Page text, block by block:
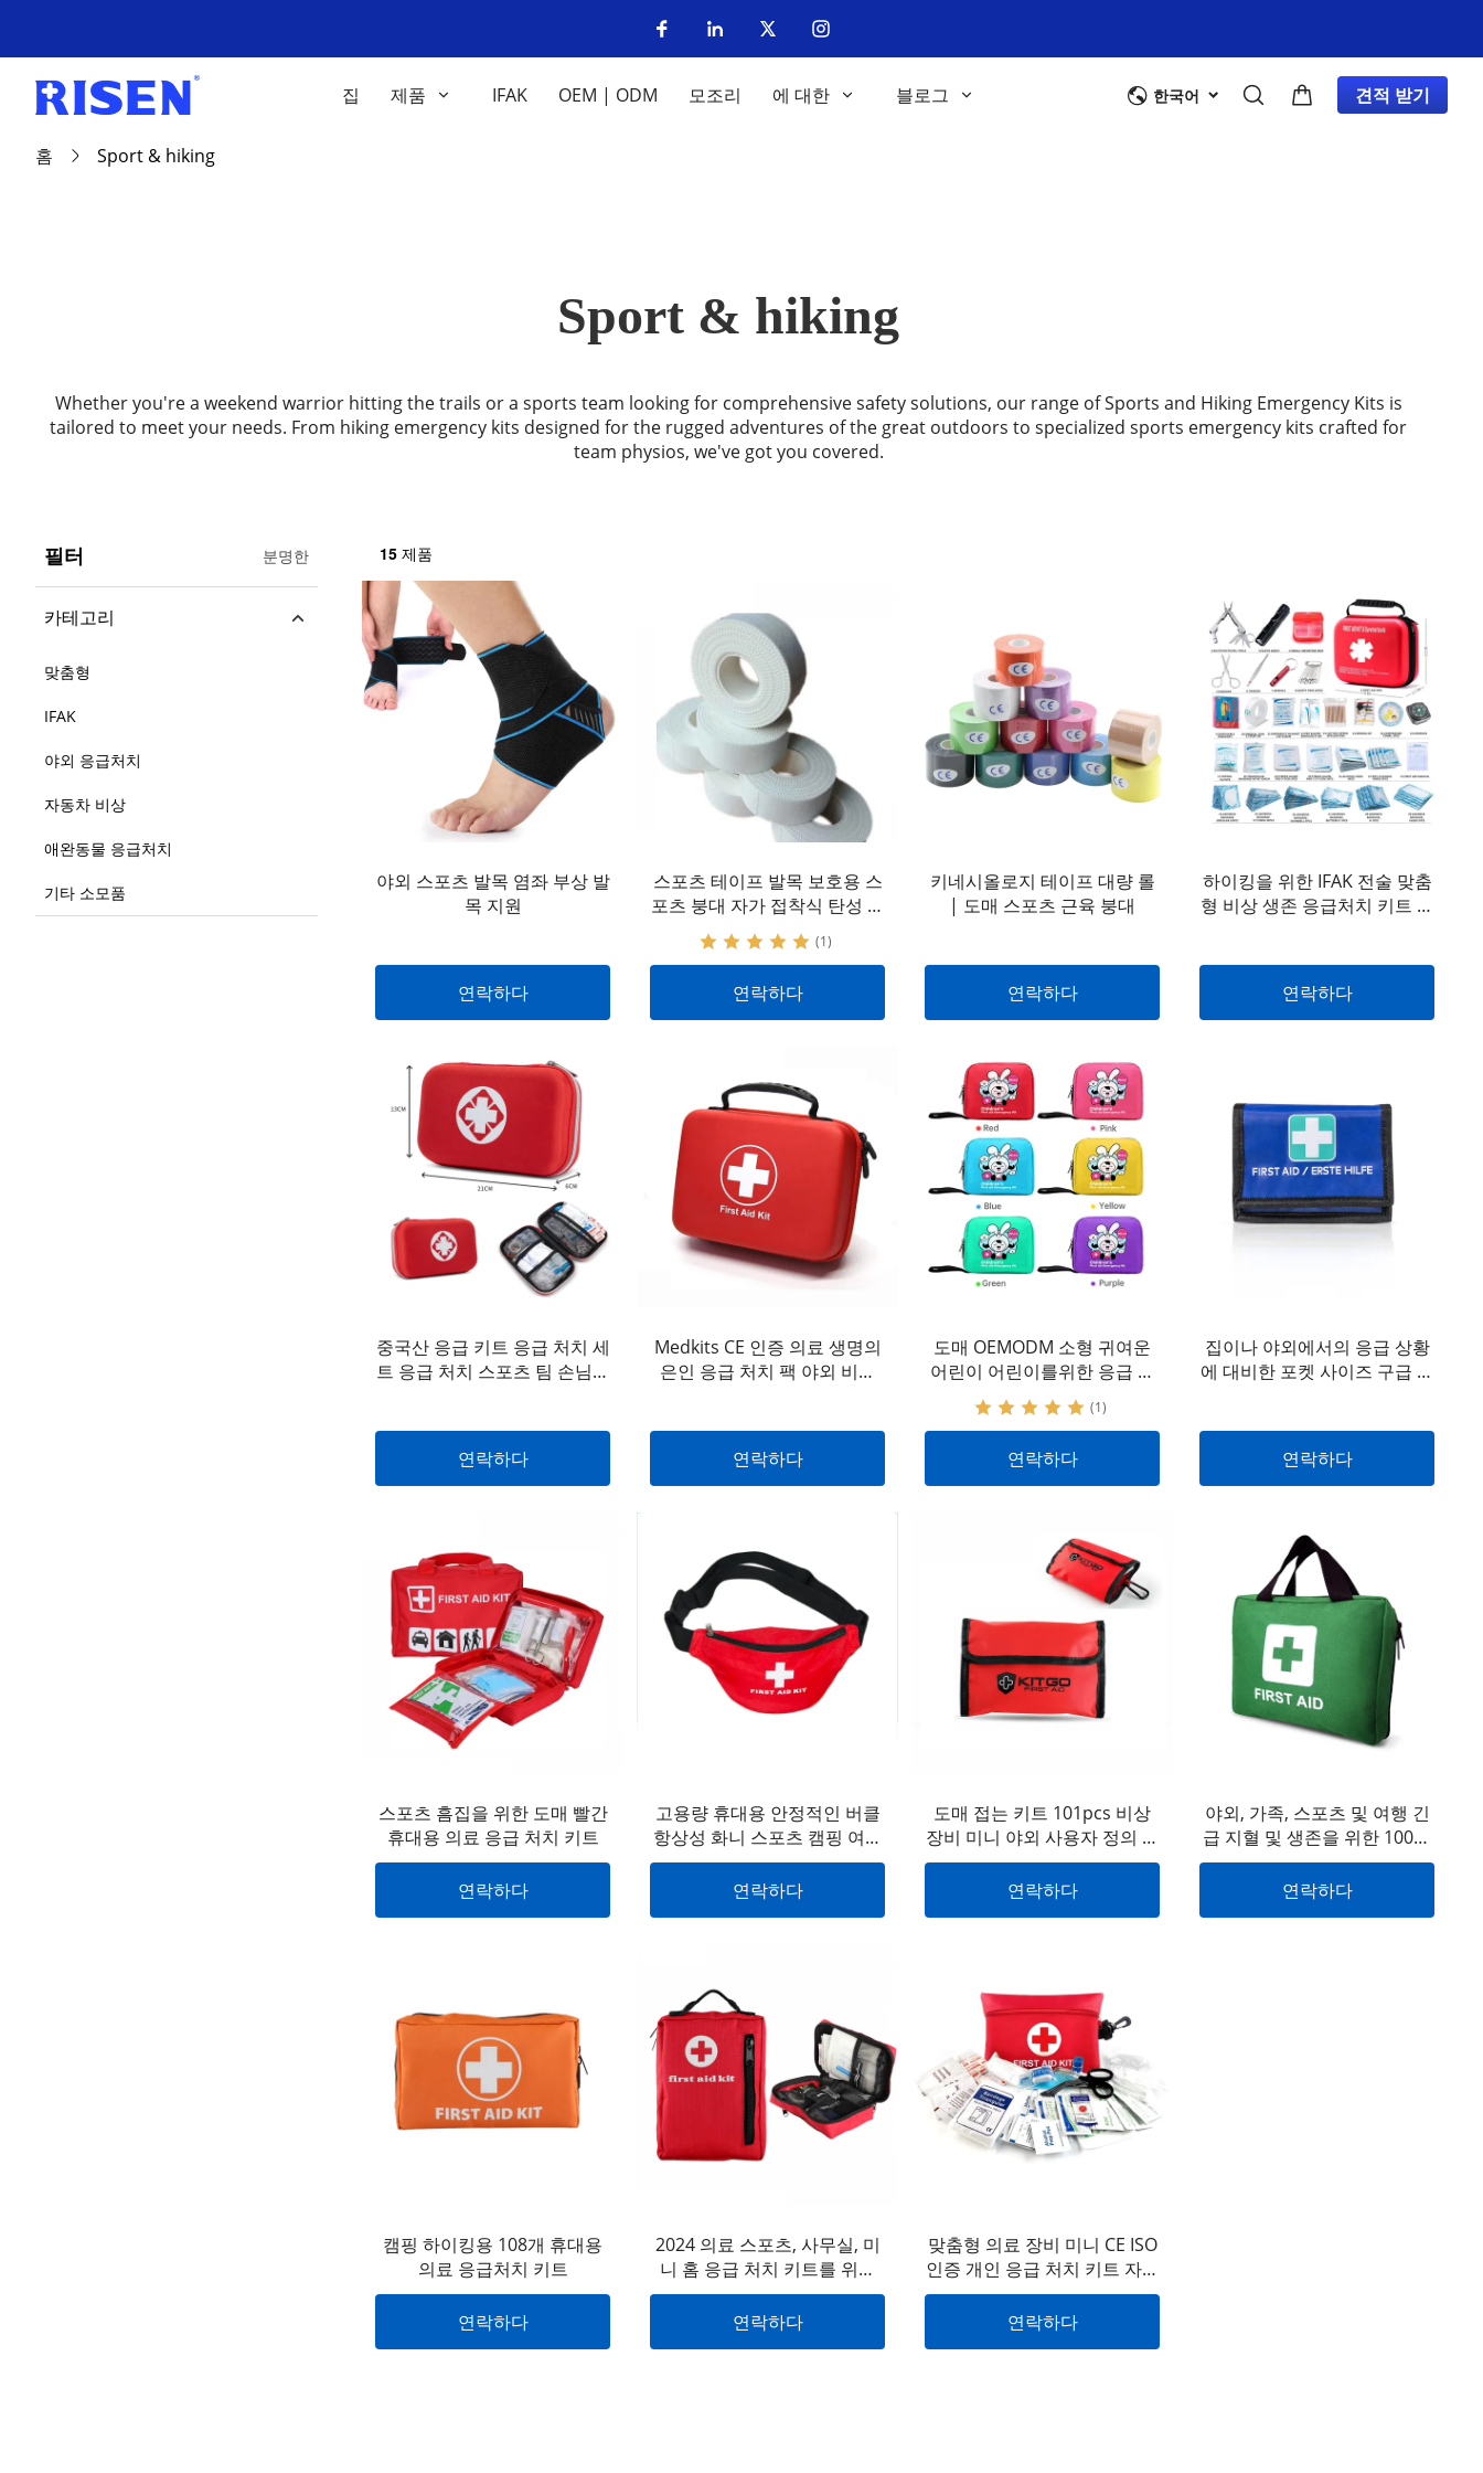
집 제품 IFAK OEM | ODM 모조리 에 대한 블로그 한국어 견적 받기
홈 Sport & hiking
Sport & hiking
Whether you're a weekend warrior hitting the trails or a sports team looking for comprehensive safety solutions, our range of Sports and Hiking Emergency Kits is
tailored to meet your needs. From hiking emergency kits designed for the rugged adventures of the great outdoors to specialized sports emergency kits crafted for
team physios, we've got you covered.
필터 분명한
카테고리
맞춤형
IFAK
야외 응급처치
자동차 비상
애완동물 응급처치
기타 소모품
15 제품
야외 스포츠 발목 염좌 부상 발
목 지원
연락하다
스포츠 테이프 발목 보호용 스
포츠 붕대 자가 접착식 탄성 피
부 테이프
(1)
연락하다
키네시올로지 테이프 대량 롤
| 도매 스포츠 근육 붕대
연락하다
하이킹을 위한 IFAK 전술 맞춤
형 비상 생존 응급처치 키트 의
연락하다
중국산 응급 키트 응급 처치 세
트 응급 처치 스포츠 팀 손님을
연락하다
Medkits CE 인증 의료 생명의
은인 응급 처치 팩 야외 비상
연락하다
도매 OEMODM 소형 귀여운
어린이 어린이를위한 응급 처
치 키트 부모를위한 이동 중 어
린이 홈 야외
(1)
연락하다
집이나 야외에서의 응급 상황
에 대비한 포켓 사이즈 구급 상
연락하다
스포츠 흠집을 위한 도매 빨간
휴대용 의료 응급 처치 키트
연락하다
고용량 휴대용 안정적인 버클
항상성 화니 스포츠 캠핑 여행
자동차 응급 처치 키트 허리 가
방 실행
연락하다
도매 접는 키트 101pcs 비상
장비 미니 야외 사용자 정의 로
고 방수 개별 캠핑 응급 처치
키트를 적용
연락하다
야외, 가족, 스포츠 및 여행 긴
급 지혈 및 생존을 위한 100개
녹색 구급 가방 전체 액세서리
포함
연락하다
캠핑 하이킹용 108개 휴대용
의료 응급처치 키트
연락하다
2024 의료 스포츠, 사무실, 미
니 홈 응급 처치 키트를 위해
비어있는 맞춤형 여행 생존 응
급 처치 키트 작은 가방
연락하다
맞춤형 의료 장비 미니 CE ISO
인증 개인 응급 처치 키트 자체
로고 스포츠 판매용 소형 응급
가방 키트 캐나다
연락하다